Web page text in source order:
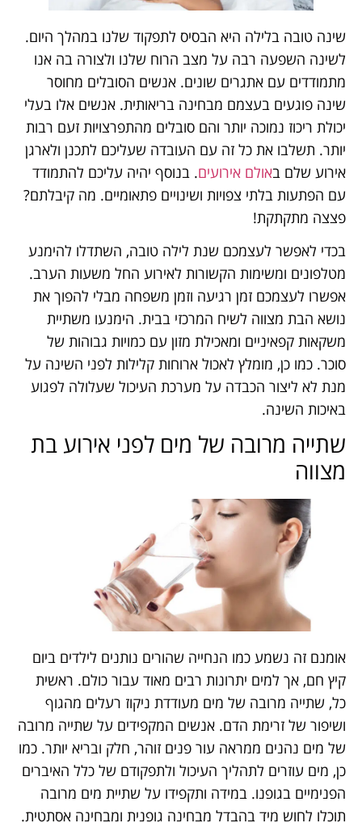
שינה טובה בלילה היא הבסיס לתפקוד שלנו במהלך היום.
לשינה השפעה רבה על מצב הרוח שלנו ולצורה בה אנו
מתמודדים עם אתגרים שונים. אנשים הסובלים מחוסר
שינה פוגעים בעצמם מבחינה בריאותית. אנשים אלו בעלי
יכולת ריכוז נמוכה יותר והם סובלים מהתפרצויות זעם רבות
יותר. תשלבו את כל זה עם העובדה שעליכם לתכנן ולארגן
אירוע שלם באולם אירועים. בנוסף יהיה עליכם להתמודד
עם הפתעות בלתי צפויות ושינויים פתאומיים. מה קיבלתם?
פצצה מתקתקת!
בכדי לאפשר לעצמכם שנת לילה טובה, השתדלו להימנע
מטלפונים ומשימות הקשורות לאירוע החל משעות הערב.
אפשרו לעצמכם זמן רגיעה וזמן משפחה מבלי להפוך את
נושא הבת מצווה לשיח המרכזי בבית. הימנעו משתיית
משקאות קפאיניים ומאכילת מזון עם כמויות גבוהות של
סוכר. כמו כן, מומלץ לאכול ארוחות קלילות לפני השינה על
מנת לא ליצור הכבדה על מערכת העיכול שעלולה לפגוע
באיכות השינה.
שתייה מרובה של מים לפני אירוע בת
מצווה
אומנם זה נשמע כמו הנחייה שהורים נותנים לילדים ביום
קיץ חם, אך למים יתרונות רבים מאוד עבור כולם. ראשית
כל, שתייה מרובה של מים מעודדת ניקוז רעלים מהגוף
ושיפור של זרימת הדם. אנשים המקפידים על שתייה מרובה
של מים נהנים ממראה עור פנים זוהר, חלק ובריא יותר. כמו
כן, מים עוזרים לתהליך העיכול ולתפקודם של כלל האיברים
הפנימיים בגופנו. במידה ותקפידו על שתיית מים מרובה
תוכלו לחוש מיד בהבדל מבחינה גופנית ומבחינה אסתטית.